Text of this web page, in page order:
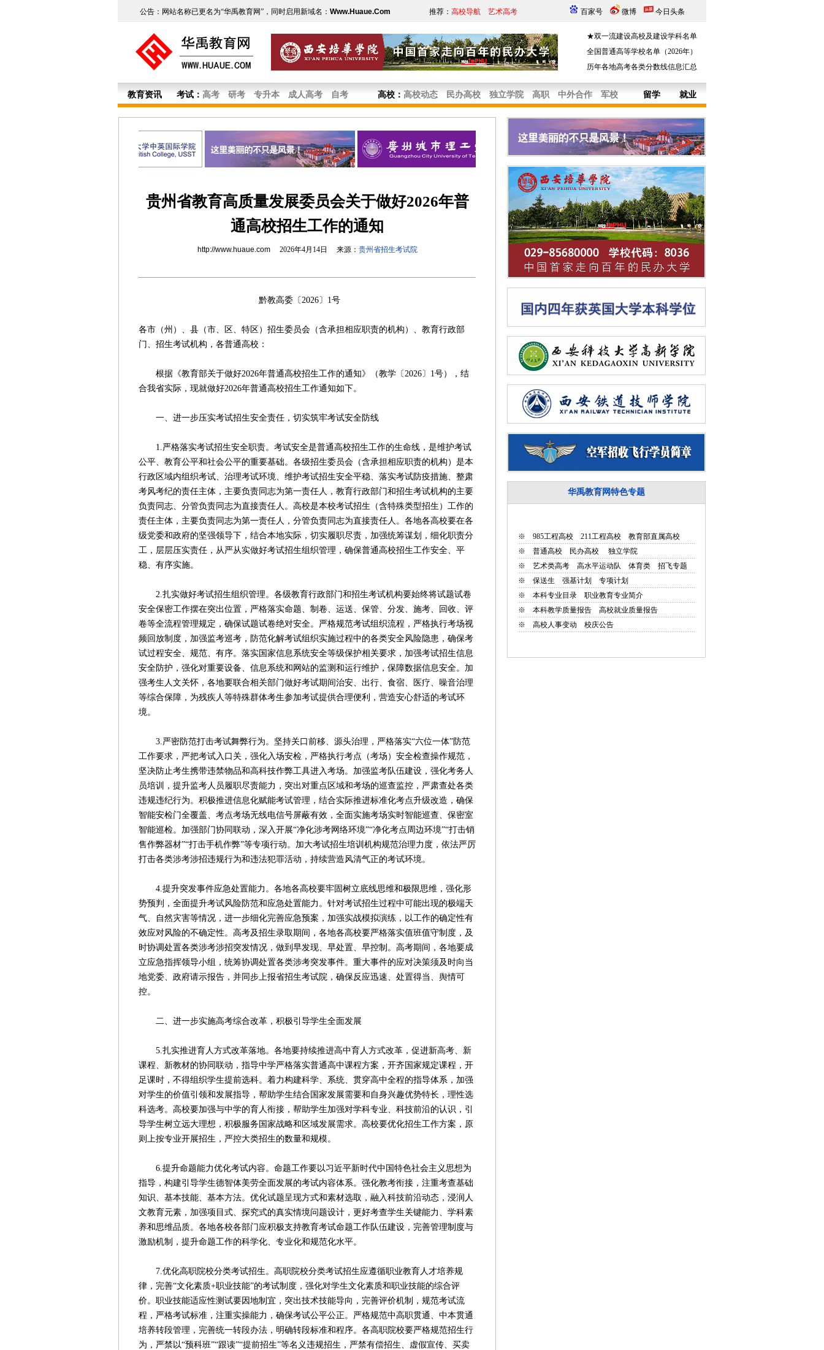
公告：网站名称已更名为“华禹教育网”，同时启用新域名： Www.Huaue.Com 推荐： 高校导航 艺术高考 百家号 微博 今日头条
★双一流建设高校及建设学科名单
全国普通高等学校名单（2026年）
历年各地高考各类分数线信息汇总
教育资讯 考试： 高考 研考 专升本 成人高考 自考 高校： 高校动态 民办高校 独立学院 高职 中外合作 军校 留学 就业
贵州省教育高质量发展委员会关于做好2026年普
通高校招生工作的通知
http://www.huaue.com2026年4月14日 来源： 贵州省招生考试院
黔教高委〔2026〕1号
各市（州）、县（市、区、特区）招生委员会（含承担相应职责的机构）、教育行政部
门、招生考试机构，各普通高校：
根据《教育部关于做好2026年普通高校招生工作的通知》（教学〔2026〕1号），结
合我省实际，现就做好2026年普通高校招生工作通知如下。
一、进一步压实考试招生安全责任，切实筑牢考试安全防线
1.严格落实考试招生安全职责。考试安全是普通高校招生工作的生命线，是维护考试
公平、教育公平和社会公平的重要基础。各级招生委员会（含承担相应职责的机构）是本
行政区域内组织考试、治理考试环境、维护考试招生安全平稳、落实考试防疫措施、整肃
考风考纪的责任主体，主要负责同志为第一责任人，教育行政部门和招生考试机构的主要
负责同志、分管负责同志为直接责任人。高校是本校考试招生（含特殊类型招生）工作的
责任主体，主要负责同志为第一责任人，分管负责同志为直接责任人。各地各高校要在各
级党委和政府的坚强领导下，结合本地实际，切实履职尽责，加强统筹谋划，细化职责分
工，层层压实责任，从严从实做好考试招生组织管理，确保普通高校招生工作安全、平
稳、有序实施。
2.扎实做好考试招生组织管理。各级教育行政部门和招生考试机构要始终将试题试卷
安全保密工作摆在突出位置，严格落实命题、制卷、运送、保管、分发、施考、回收、评
卷等全流程管理规定，确保试题试卷绝对安全。严格规范考试组织流程，严格执行考场视
频回放制度，加强监考巡考，防范化解考试组织实施过程中的各类安全风险隐患，确保考
试过程安全、规范、有序。落实国家信息系统安全等级保护相关要求，加强考试招生信息
安全防护，强化对重要设备、信息系统和网站的监测和运行维护，保障数据信息安全。加
强考生人文关怀，各地要联合相关部门做好考试期间治安、出行、食宿、医疗、噪音治理
等综合保障，为残疾人等特殊群体考生参加考试提供合理便利，营造安心舒适的考试环
境。
3.严密防范打击考试舞弊行为。坚持关口前移、源头治理，严格落实“六位一体”防范
工作要求，严把考试入口关，强化入场安检，严格执行考点（考场）安全检查操作规范，
坚决防止考生携带违禁物品和高科技作弊工具进入考场。加强监考队伍建设，强化考务人
员培训，提升监考人员履职尽责能力，突出对重点区域和考场的巡查监控，严肃查处各类
违规违纪行为。积极推进信息化赋能考试管理，结合实际推进标准化考点升级改造，确保
智能安检门全覆盖、考点考场无线电信号屏蔽有效，全面实施考场实时智能巡查、保密室
智能巡检。加强部门协同联动，深入开展“净化涉考网络环境”“净化考点周边环境”“打击销
售作弊器材”“打击手机作弊”等专项行动。加大考试招生培训机构规范治理力度，依法严厉
打击各类涉考涉招违规行为和违法犯罪活动，持续营造风清气正的考试环境。
4.提升突发事件应急处置能力。各地各高校要牢固树立底线思维和极限思维，强化形
势预判，全面提升考试风险防范和应急处置能力。针对考试招生过程中可能出现的极端天
气、自然灾害等情况，进一步细化完善应急预案，加强实战模拟演练，以工作的确定性有
效应对风险的不确定性。高考及招生录取期间，各地各高校要严格落实值班值守制度，及
时协调处置各类涉考涉招突发情况，做到早发现、早处置、早控制。高考期间，各地要成
立应急指挥领导小组，统筹协调处置各类涉考突发事件。重大事件的应对决策须及时向当
地党委、政府请示报告，并同步上报省招生考试院，确保反应迅速、处置得当、舆情可
控。
二、进一步实施高考综合改革，积极引导学生全面发展
5.扎实推进育人方式改革落地。各地要持续推进高中育人方式改革，促进新高考、新
课程、新教材的协同联动，指导中学严格落实普通高中课程方案，开齐国家规定课程，开
足课时，不得组织学生提前选科。着力构建科学、系统、贯穿高中全程的指导体系，加强
对学生的价值引领和发展指导，帮助学生结合国家发展需要和自身兴趣优势特长，理性选
科选考。高校要加强与中学的育人衔接，帮助学生加强对学科专业、科技前沿的认识，引
导学生树立远大理想，积极服务国家战略和区域发展需求。高校要优化招生工作方案，原
则上按专业开展招生，严控大类招生的数量和规模。
6.提升命题能力优化考试内容。命题工作要以习近平新时代中国特色社会主义思想为
指导，构建引导学生德智体美劳全面发展的考试内容体系。强化教考衔接，注重考查基础
知识、基本技能、基本方法。优化试题呈现方式和素材选取，融入科技前沿动态，浸润人
文教育元素，加强项目式、探究式的真实情境问题设计，更好考查学生关键能力、学科素
养和思维品质。各地各校各部门应积极支持教育考试命题工作队伍建设，完善管理制度与
激励机制，提升命题工作的科学化、专业化和规范化水平。
7.优化高职院校分类考试招生。高职院校分类考试招生应遵循职业教育人才培养规
律，完善“文化素质+职业技能”的考试制度，强化对学生文化素质和职业技能的综合评
价。职业技能适应性测试要因地制宜，突出技术技能导向，完善评价机制，规范考试流
程，严格考试标准，注重实操能力，确保考试公平公正。严格规范中高职贯通、中本贯通
培养转段管理，完善统一转段办法，明确转段标准和程序。各高职院校要严格规范招生行
为，严禁以“预科班”“跟读”“提前招生”等名义违规招生，严禁有偿招生、虚假宣传、买卖
华禹教育网特色专题
※ 985工程高校 211工程高校
教育部直属高校
※ 普通高校 民办高校
独立学院
※ 艺术类高考 高水平运动队 体育类
招飞专题
※ 保送生 强基计划
专项计划
※ 本科专业目录
职业教育专业简介
※ 本科教学质量报告
高校就业质量报告
※ 高校人事变动 校庆公告